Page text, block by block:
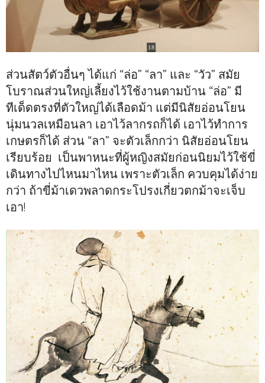
ส่วนสัตว์ตัวอื่นๆ ได้แก่ “ล่อ” “ลา” และ “วัว” สมัย
โบราณส่วนใหญ่เลี้ยงไว้ใช้งานตามบ้าน “ล่อ” มี
ทีเด็ดตรงที่ตัวใหญ่ได้เลือดม้า แต่มีนิสัยอ่อนโยน
นุ่มนวลเหมือนลา เอาไว้ลากรถก็ได้ เอาไว้ทำการ
เกษตรก็ได้ ส่วน “ลา” จะตัวเล็กกว่า นิสัยอ่อนโยน
เรียบร้อย เป็นพาหนะที่ผู้หญิงสมัยก่อนนิยมไว้ใช้ขี่
เดินทางไปไหนมาไหน เพราะตัวเล็ก ควบคุมได้ง่าย
กว่า ถ้าขี่ม้าเดวพลาดกระโปรงเกี่ยวตกม้าจะเจ็บ
เอา!